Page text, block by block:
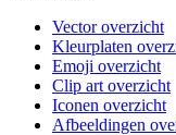
Vector overzicht
Kleurplaten
Emoji overzicht
Clip art overzicht
Iconen overzicht
Afbeeldingen